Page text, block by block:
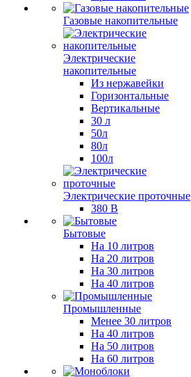
Газовые накопительные
Электрические
накопительные
Из нержавейки
Горизонтальные
Вертикальные
30 л
50л
80л
100л
Электрические проточные
380 В
Бытовые
На 10 литров
На 20 литров
На 30 литров
На 40 литров
Промышленные
Менее 30 литров
На 40 литров
На 50 литров
На 60 литров